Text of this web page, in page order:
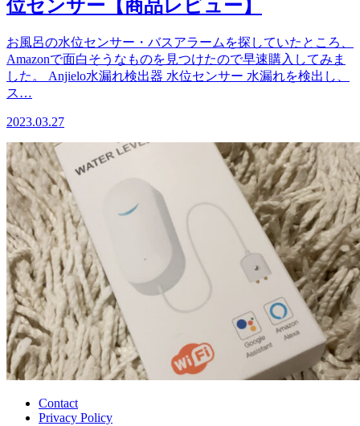
位センサー【商品レビュー】
お風呂の水位センサー・バスアラームを探していたところ、
Amazonで面白そうなものを見つけたので早速購入してみま
した。 Anjielo水漏れ検出器 水位センサー 水漏れを検出し、
ス…
2023.03.27
Contact
Privacy Policy